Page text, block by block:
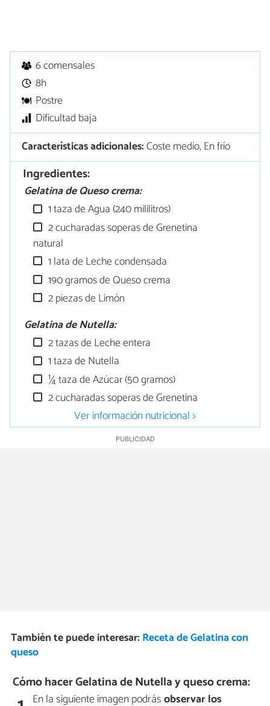
6 comensales
8h
Postre
Dificultad baja
Características adicionales:Coste medio, En frío
Ingredientes:
Gelatina de Queso crema:
1 taza de Agua (240 mililitros)
2 cucharadas soperas de Grenetina
natural
1 lata de Leche condensada
190 gramos de Queso crema
2 piezas de Limón
Gelatina de Nutella:
2 tazas de Leche entera
1 taza de Nutella
¼ taza de Azúcar (50 gramos)
2 cucharadas soperas de Grenetina
Ver información nutricional >
También te puede interesar: Receta de Gelatina con
queso
Cómo hacer Gelatina de Nutella y queso crema:
En la siguiente imagen podrásobservar los